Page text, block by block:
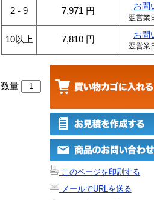
2 - 9 7,971 円 お問
翌営業
10以上 7,810 円 お問
翌営業
数量
このページを印刷する
メールでURLを送る